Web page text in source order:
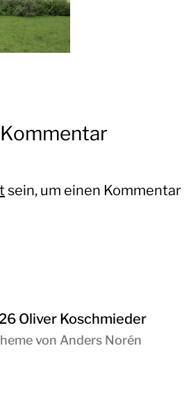
sein, um einen Kommentar
Oliver Koschmieder
von Anders Norén